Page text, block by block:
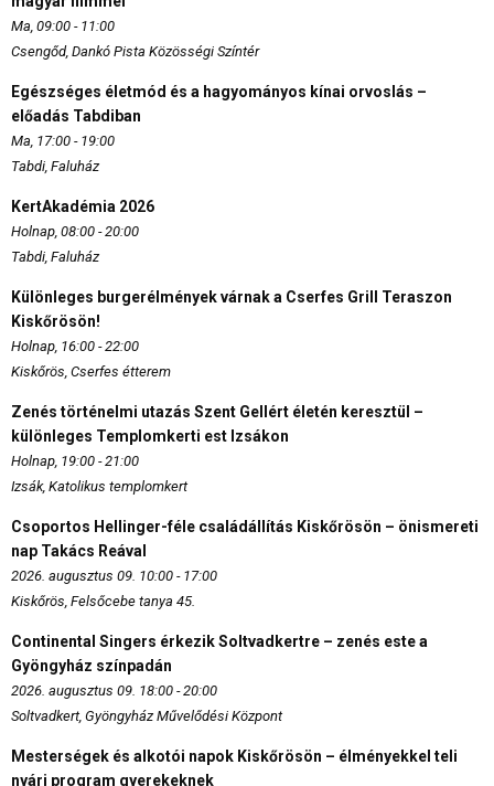
Ma, 09:00 - 11:00
Csengőd, Dankó Pista Közösségi Színtér
Egészséges életmód és a hagyományos kínai orvoslás –
előadás Tabdiban
Ma, 17:00 - 19:00
Tabdi, Faluház
KertAkadémia 2026
Holnap, 08:00 - 20:00
Tabdi, Faluház
Különleges burgerélmények várnak a Cserfes Grill Teraszon
Kiskőrösön!
Holnap, 16:00 - 22:00
Kiskőrös, Cserfes étterem
Zenés történelmi utazás Szent Gellért életén keresztül –
különleges Templomkerti est Izsákon
Holnap, 19:00 - 21:00
Izsák, Katolikus templomkert
Csoportos Hellinger-féle családállítás Kiskőrösön – önismereti
nap Takács Reával
2026. augusztus 09. 10:00 - 17:00
Kiskőrös, Felsőcebe tanya 45.
Continental Singers érkezik Soltvadkertre – zenés este a
Gyöngyház színpadán
2026. augusztus 09. 18:00 - 20:00
Soltvadkert, Gyöngyház Művelődési Központ
Mesterségek és alkotói napok Kiskőrösön – élményekkel teli
nyári program gyerekeknek